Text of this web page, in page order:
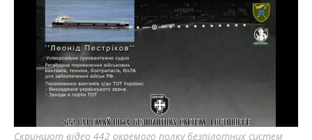
Скриншот відео 442 окремого полку безпілотних систем